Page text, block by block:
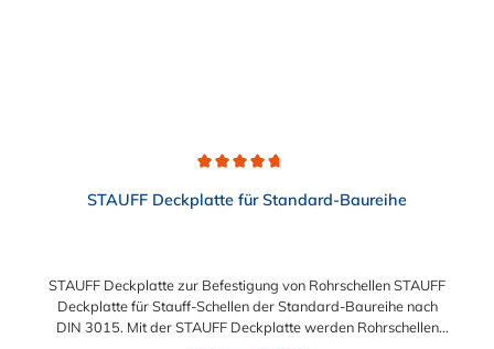
STAUFF Deckplatte für Standard-Baureihe
STAUFF Deckplatte zur Befestigung von Rohrschellen STAUFF
Deckplatte für Stauff-Schellen der Standard-Baureihe nach
DIN 3015. Mit der STAUFF Deckplatte werden Rohrschellen